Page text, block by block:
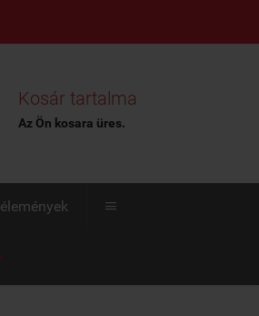
Kosár tartalma
Az Ön kosara üres.
